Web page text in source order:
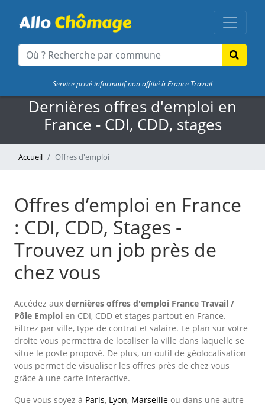
Service privé informatif non affilié à France Travail
Dernières offres d'emploi en
France - CDI, CDD, stages
Accueil Offres d'emploi
Offres d’emploi en France
: CDI, CDD, Stages -
Trouvez un job près de
chez vous
Accédez aux dernières offres d'emploi France Travail /
Pôle Emploi en CDI, CDD et stages partout en France.
Filtrez par ville, type de contrat et salaire. Le plan sur votre
droite vous permettra de localiser la ville dans laquelle se
situe le poste proposé. De plus, un outil de géolocalisation
vous permet de visualiser les offres près de chez vous
grâce à une carte interactive.
Que vous soyez à Paris, Lyon, Marseille ou dans une autre